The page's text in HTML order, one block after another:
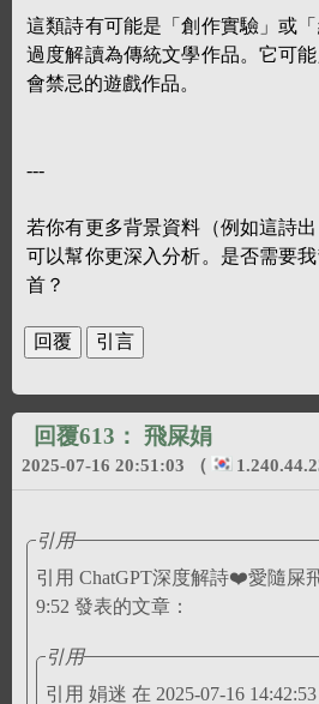
這類詩有可能是「創作實驗」或
過度解讀為傳統文學作品。它可
會禁忌的遊戲作品。
---
若你有更多背景資料（例如這詩
可以幫你更深入分析。是否需要
首？
回覆613： 飛屎娟
2025-07-16 20:51:03 （
引用
引用 ChatGPT深度解詩❤️愛隨屎飛～ 在 2025-07-16
9:52 發表的文章：
引用
引用 娟迷 在 2025-07-16